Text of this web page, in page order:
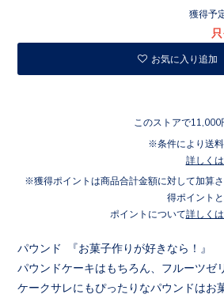
獲得予
お気に入り追加
このストアで11,000
条件により送
詳しく
獲得ポイントは商品合計金額に対して加算
得ポイント
ポイントについて詳しく
パウンド 『お菓子作りが好きなら！』
パウンドケーキはもちろん、フルーツゼ
ケークサレにもぴったりなパウンドはお